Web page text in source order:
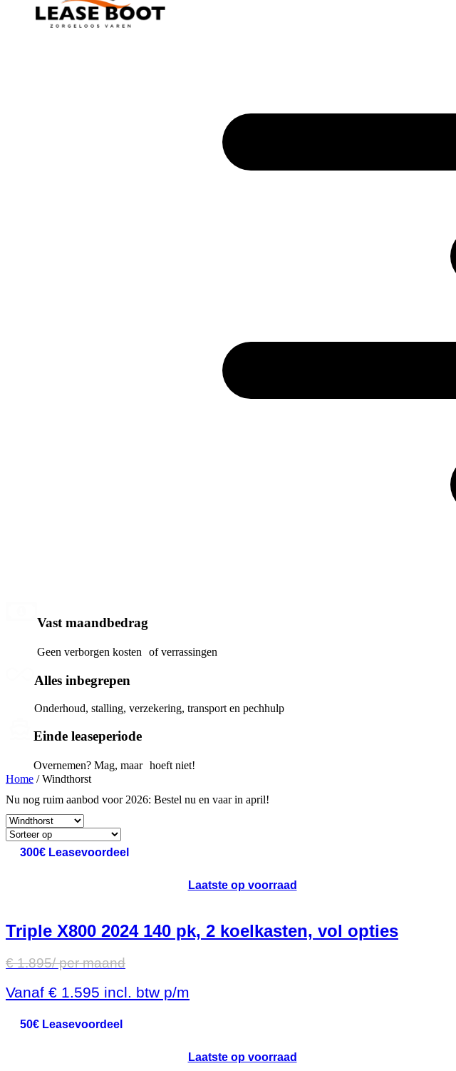
Vast maandbedrag
Geen verborgen kosten of verrassingen
Alles inbegrepen
Onderhoud, stalling, verzekering, transport en pechhulp
Einde leaseperiode
Overnemen? Mag, maar hoeft niet!
Home / Windthorst
Nu nog ruim aanbod voor 2026: Bestel nu en vaar in april!
300€ Leasevoordeel
Laatste op voorraad
Triple X800 2024 140 pk, 2 koelkasten, vol opties
€1.895/ per maand
Vanaf € 1.595 incl. btw p/m
50€ Leasevoordeel
Laatste op voorraad